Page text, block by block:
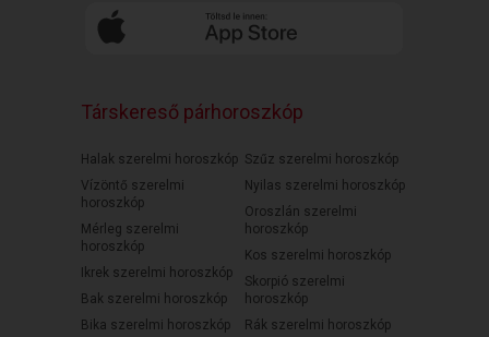
Társkereső párhoroszkóp
Halak szerelmi horoszkóp
Vízöntő szerelmi
horoszkóp
Mérleg szerelmi
horoszkóp
Ikrek szerelmi horoszkóp
Bak szerelmi horoszkóp
Bika szerelmi horoszkóp
Szűz szerelmi horoszkóp
Nyilas szerelmi horoszkóp
Oroszlán szerelmi
horoszkóp
Kos szerelmi horoszkóp
Skorpió szerelmi
horoszkóp
Rák szerelmi horoszkóp